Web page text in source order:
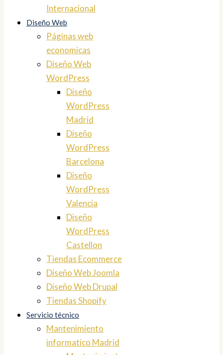
Internacional
Diseño Web
Páginas web
economicas
Diseño Web
WordPress
Diseño
WordPress
Madrid
Diseño
WordPress
Barcelona
Diseño
WordPress
Valencia
Diseño
WordPress
Castellon
Tiendas Ecommerce
Diseño Web Joomla
Diseño Web Drupal
Tiendas Shopify
Servicio técnico
Mantenimiento
informatico Madrid